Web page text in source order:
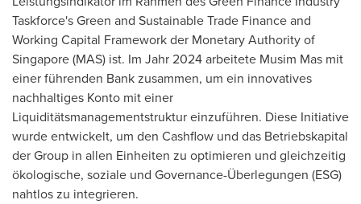
Taskforce's Green and Sustainable Trade Finance and
Working Capital Framework der Monetary Authority of
Singapore(MAS) ist. Im Jahr2024 arbeitete Musim Mas mit
einer führenden Bank zusammen, um ein innovatives
nachhaltiges Konto mit einer
Liquiditätsmanagementstruktur einzuführen. Diese Initiative
wurde entwickelt, um den Cashflow und das Betriebskapital
der Group in allen Einheiten zu optimieren und gleichzeitig
ökologische, soziale und Governance-Überlegungen (ESG)
nahtlos zu integrieren.